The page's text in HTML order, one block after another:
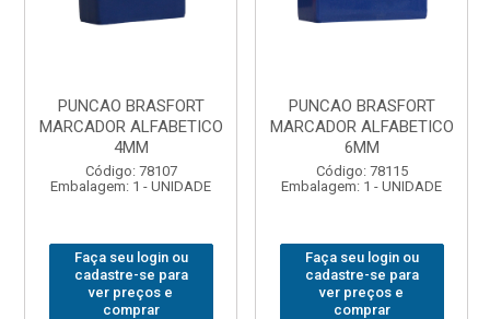
PUNCAO BRASFORT
MARCADOR ALFABETICO
4MM
Código: 78107
Embalagem: 1 - UNIDADE
Faça seu login ou
cadastre-se para
ver preços e
comprar
PUNCAO BRASFORT
MARCADOR ALFABETICO
6MM
Código: 78115
Embalagem: 1 - UNIDADE
Faça seu login ou
cadastre-se para
ver preços e
comprar